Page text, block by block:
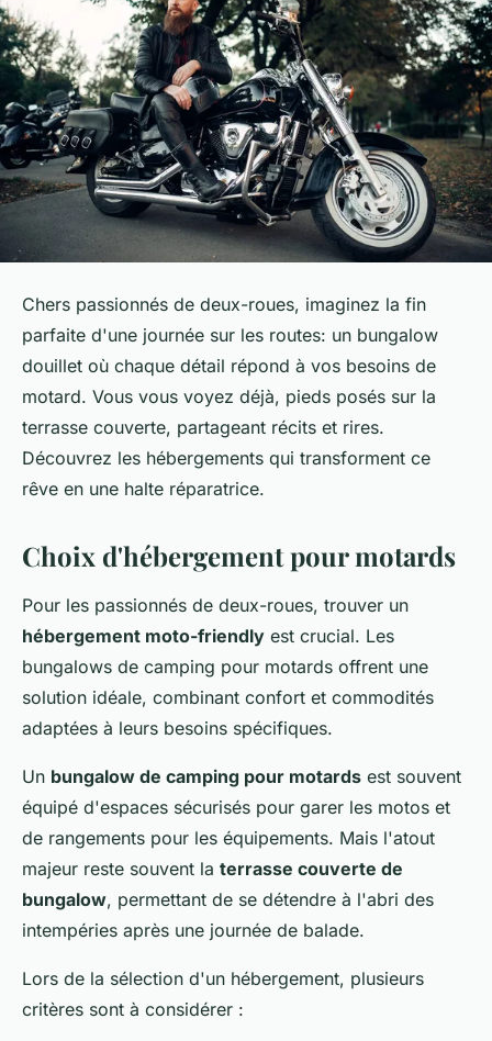
Chers passionnés de deux-roues, imaginez la fin
parfaite d'une journée sur les routes: un bungalow
douillet où chaque détail répond à vos besoins de
motard. Vous vous voyez déjà, pieds posés sur la
terrasse couverte, partageant récits et rires.
Découvrez les hébergements qui transforment ce
rêve en une halte réparatrice.
Choix d'hébergement pour motards
Pour les passionnés de deux-roues, trouver un
hébergement moto-friendly est crucial. Les
bungalows de camping pour motards offrent une
solution idéale, combinant confort et commodités
adaptées à leurs besoins spécifiques.
Un bungalow de camping pour motards est souvent
équipé d'espaces sécurisés pour garer les motos et
de rangements pour les équipements. Mais l'atout
majeur reste souvent la terrasse couverte de
bungalow, permettant de se détendre à l'abri des
intempéries après une journée de balade.
Lors de la sélection d'un hébergement, plusieurs
critères sont à considérer :